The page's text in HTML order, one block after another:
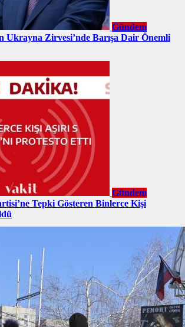
Gündem
Ukrayna Zirvesi’nde Barışa Dair Önemli
Gündem
Tepki Gösteren Binlerce Kişi